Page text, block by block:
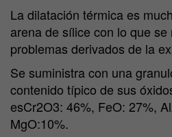
La dilatación térmica es
arena de sílice con lo que
problemas derivados de la
Se suministra con una
contenido típico de sus
esCr2O3: 46%, FeO: 27%,
MgO:10%.